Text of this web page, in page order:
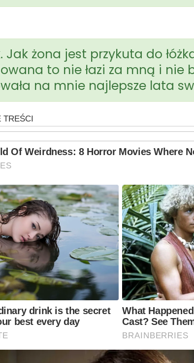
Jak żona jest przykuta do
to nie łazi za mną i nie
na mnie najlepsze lata